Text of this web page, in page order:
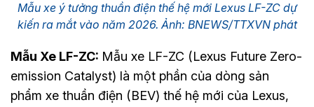
Mẫu xe ý tưởng thuần điện thế hệ mới Lexus LF-ZC dự
kiến ra mắt vào năm 2026. Ảnh: BNEWS/TTXVN phát
Mẫu Xe LF-ZC: Mẫu xe LF-ZC (Lexus Future Zero-
emission Catalyst) là một phần của dòng sản
phẩm xe thuần điện (BEV) thế hệ mới của Lexus,